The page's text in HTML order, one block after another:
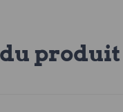
produit